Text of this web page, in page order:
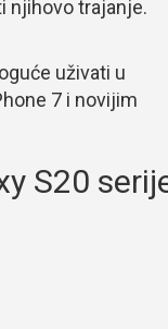
njihovo trajanje.
uživati u
7 i novijim
S20